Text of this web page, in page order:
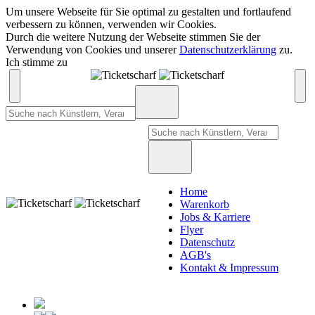
Um unsere Webseite für Sie optimal zu gestalten und fortlaufend
verbessern zu können, verwenden wir Cookies.
Durch die weitere Nutzung der Webseite stimmen Sie der
Verwendung von Cookies und unsererDatenschutzerklärung zu.
Ich stimme zu
Home
Warenkorb
Jobs & Karriere
Flyer
Datenschutz
AGB's
Kontakt & Impressum